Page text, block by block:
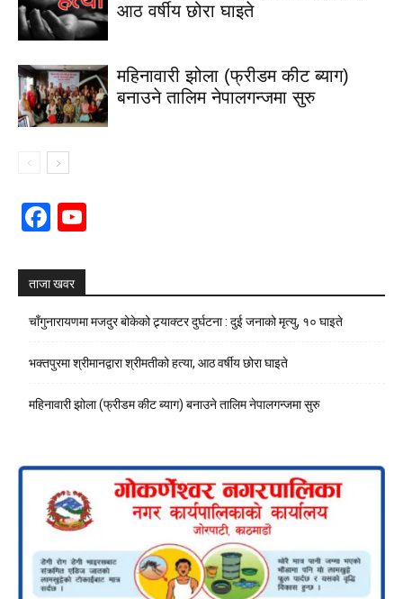
आठ वर्षीय छोरा घाइते
महिनावारी झोला (फ्रीडम कीट ब्याग)
बनाउने तालिम नेपालगन्जमा सुरु
Facebook
ताजा खवर
चाँगुनारायणमा मजदुर बोकेको ट्र्याक्टर दुर्घटना : दुई जनाको मृत्यु, १० घाइते
भक्तपुरमा श्रीमानद्वारा श्रीमतीको हत्या, आठ वर्षीय छोरा घाइते
महिनावारी झोला (फ्रीडम कीट ब्याग) बनाउने तालिम नेपालगन्जमा सुरु